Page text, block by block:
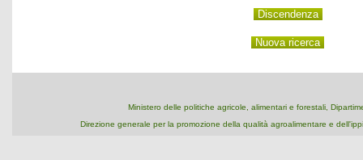
Ministero delle politiche agricole, alimentari e forestali,
Direzione generale per la promozione della qualità agroalimentare e